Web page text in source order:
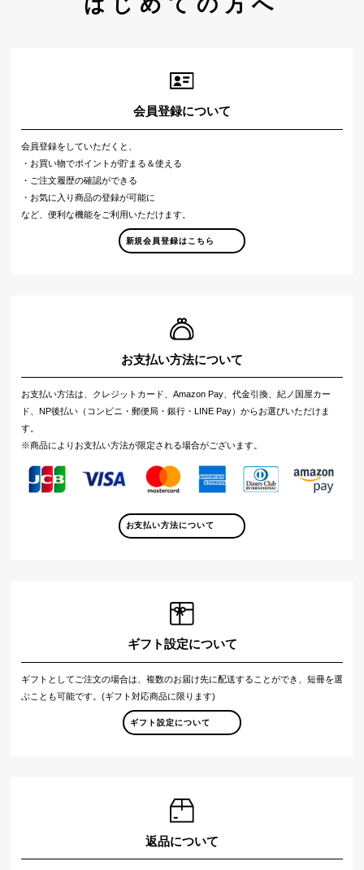
会員登録について
会員登録をしていただくと、
・お買い物でポイントが貯まる＆使える
・ご注文履歴の確認ができる
・お気に入り商品の登録が可能に
など、便利な機能をご利用いただけます。
新規会員登録はこちら
お支払い方法について
お支払い方法は、クレジットカード、Amazon Pay、代金引換、紀ノ国屋カー
ド、NP後払い（コンビニ・郵便局・銀行・LINE Pay）からお選びいただけま
す。
※商品によりお支払い方法が限定される場合がございます。
お支払い方法について
ギフト設定について
ギフトとしてご注文の場合は、複数のお届け先に配送することができ、短冊を選
ぶことも可能です。(ギフト対応商品に限ります)
ギフト設定について
返品について